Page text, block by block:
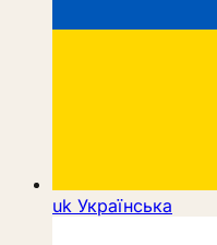
uk Українська